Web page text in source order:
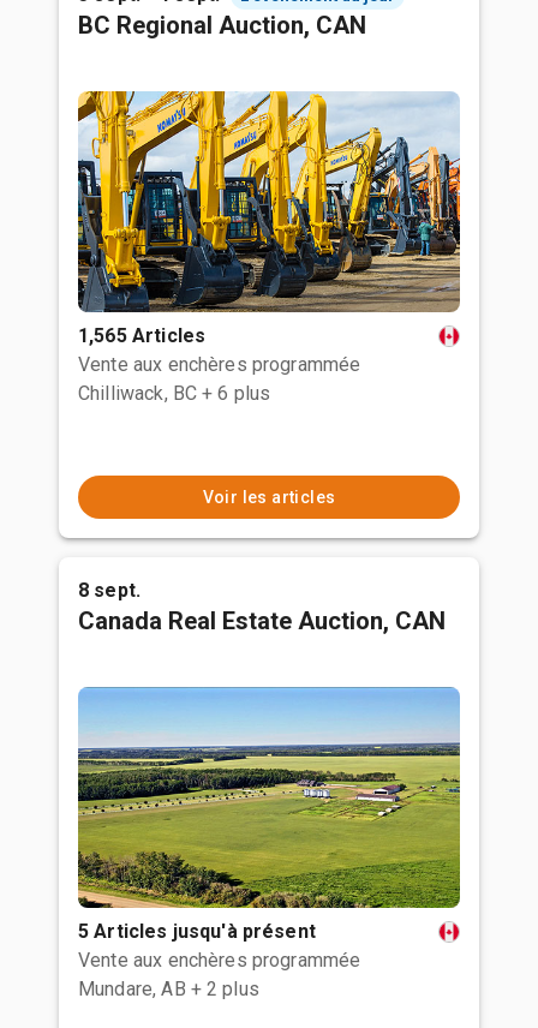
BC Regional Auction, CAN
1,565 Articles
Vente aux enchères programmée
Chilliwack, BC + 6 plus
Voir les articles
8 sept.
Canada Real Estate Auction, CAN
5 Articles jusqu'à présent
Vente aux enchères programmée
Mundare, AB + 2 plus